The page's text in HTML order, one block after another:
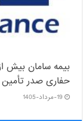
حفاری صدر
19-مرداد-1405